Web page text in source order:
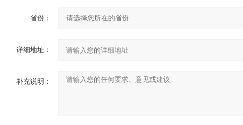
省份：
详细地址：
补充说明：